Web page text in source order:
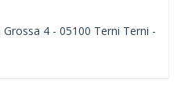
4 - 05100 Terni Terni -